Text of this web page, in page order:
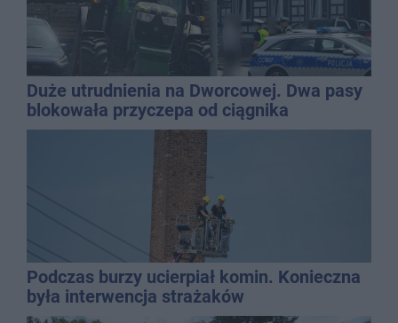
Duże utrudnienia na Dworcowej. Dwa pasy
blokowała przyczepa od ciągnika
Podczas burzy ucierpiał komin. Konieczna
była interwencja strażaków